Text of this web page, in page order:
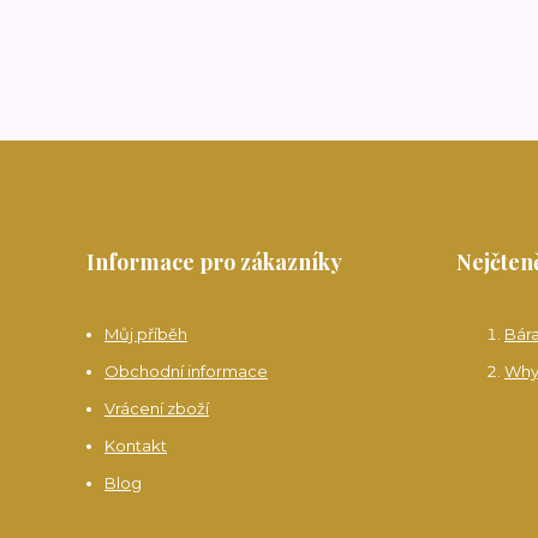
Informace pro zákazníky
Můj příběh
Obchodní informace
Vrácení zboží
Kontakt
Blog